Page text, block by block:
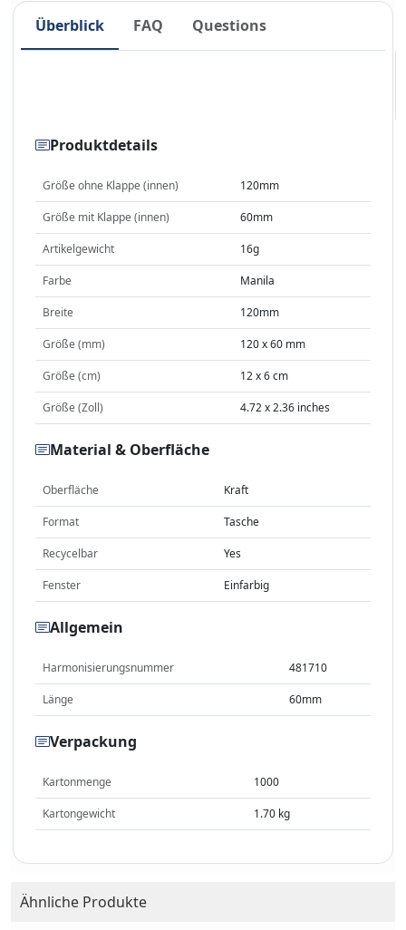
Überblick FAQ Questions
Produktdetails
Größe ohne Klappe (innen) 120mm
Größe mit Klappe (innen) 60mm
Artikelgewicht 16g
Farbe Manila
Breite 120mm
Größe (mm) 120 x 60 mm
Größe (cm) 12 x 6 cm
Größe (Zoll) 4.72 x 2.36 inches
Material & Oberfläche
Oberfläche Kraft
Format Tasche
Recycelbar Yes
Fenster Einfarbig
Allgemein
Harmonisierungsnummer 481710
Länge 60mm
Verpackung
Kartonmenge 1000
Kartongewicht 1.70 kg
Ähnliche Produkte